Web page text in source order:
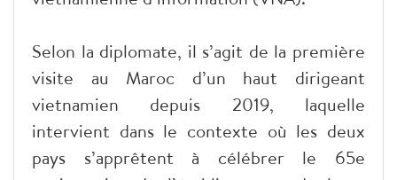
Selon la diplomate, il s’agit de la première
visite au Maroc d’un haut dirigeant
vietnamien depuis 2019, laquelle
intervient dans le contexte où les deux
pays s’apprêtent à célébrer le 65e